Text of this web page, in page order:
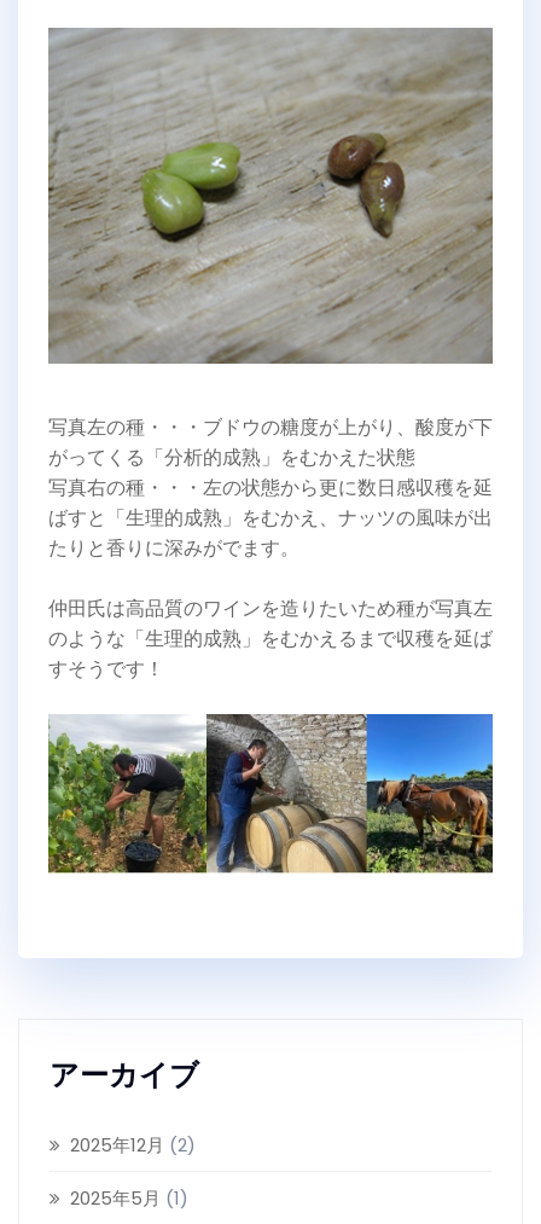
写真左の種・・・ブドウの糖度が上がり、酸度が下
がってくる「分析的成熟」をむかえた状態
写真右の種・・・左の状態から更に数日感収穫を延
ばすと「生理的成熟」をむかえ、ナッツの風味が出
たりと香りに深みがでます。
仲田氏は高品質のワインを造りたいため種が写真左
のような「生理的成熟」をむかえるまで収穫を延ば
すそうです！
アーカイブ
2025年12月 (2)
2025年5月 (1)